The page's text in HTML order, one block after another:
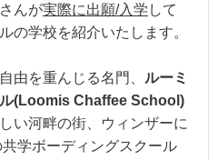
んが実際に出願/入学 して
の学校を紹介いたします。
由を重んじる名門、 ルーミ
(Loomis Chaffee School)
い河畔の街、ウィンザーに
学ボーディングスクール